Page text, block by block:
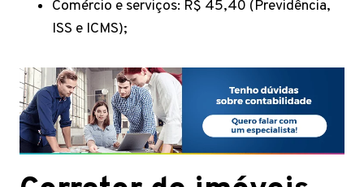
Comércio e serviços: R$ 45,40 (Previdência,
ISS e ICMS);